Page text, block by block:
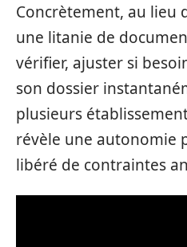
Concrètement, au lieu
une litanie de
vérifier, ajuster si
son dossier
plusieurs
révèle une autonomie
libéré de contraintes